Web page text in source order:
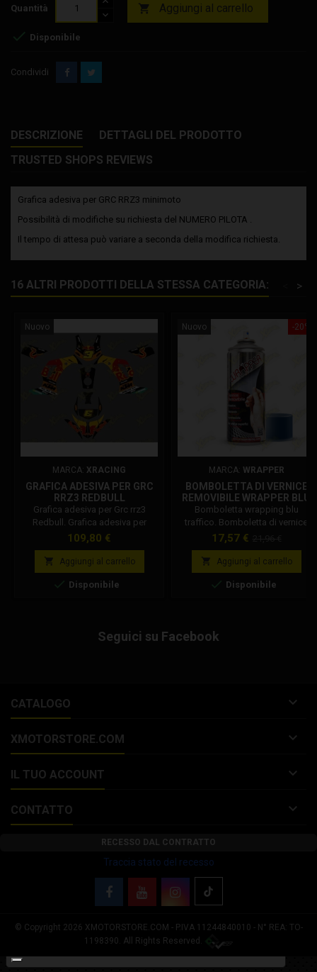
Quantità  Aggiungi al carrello
 Disponibile
Condividi
DESCRIZIONE
DETTAGLI DEL PRODOTTO
TRUSTED SHOPS REVIEWS
Grafica adesiva per GRC RRZ3 minimoto
Possibilità di modifiche su richiesta del NUMERO PILOTA .
Il tempo di attesa può variare a seconda della modifica richiesta.
16 ALTRI PRODOTTI DELLA STESSA CATEGORIA: >
Nuovo
MARCA: XRACING
GRAFICA ADESIVA PER GRC
RRZ3 REDBULL
Grafica adesiva per Grc rrz3
Redbull. Grafica adesiva per
minimoto Grc modello Rrz3,
quanto già adesiva in ogni suo
punto, protegge la vernice da
graffi superficiali e usura.
seconda della modifica richiesta.
Prezzo
109,80 €
 Aggiungi al carrello
 Disponibile
-20%
Nuovo
MARCA: WRAPPER
BOMBOLETTA DI VERNICE
REMOVIBILE WRAPPER BLU
TRAFFICO 400 ML
Bomboletta wrapping blu
traffico. Bomboletta di vernice
removibile Wrapper blu traffico
perfetto per cerchi e tuning.
Come funziona la vernice
wrapping? Si applica come una
possibilità di rimuoverla in
Prezzo
17,57 €
base
 Aggiungi al carrello
 Disponibile
Seguici su Facebook
CATALOGO 
XMOTORSTORE.COM 
IL TUO ACCOUNT 
CONTATTO 
RECESSO DAL CONTRATTO
Traccia stato del recesso
© Copyright 2026 XMOTORSTORE.COM - P.IVA 11244840010 - N° REA: TO-
1198390. All Rights Reserved.
Informativa sulla raccolta
Le tue preferenze relative alla privacy